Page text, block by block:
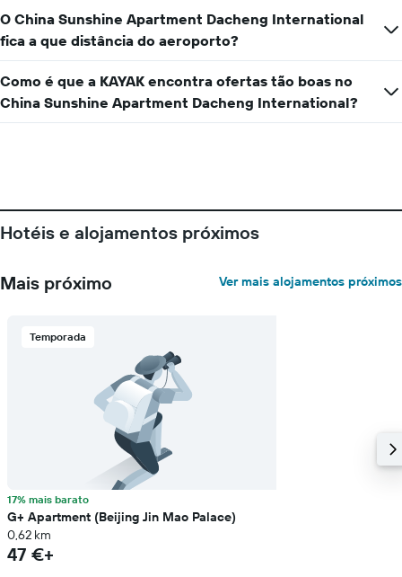
O China Sunshine Apartment Dacheng International
fica a que distância do aeroporto?
Como é que a KAYAK encontra ofertas tão boas no
China Sunshine Apartment Dacheng International?
Hotéis e alojamentos próximos
Mais próximo Ver mais alojamentos próximos
Temporada
17% mais barato
G+ Apartment (Beijing Jin Mao Palace)
0,62 km
47 €+